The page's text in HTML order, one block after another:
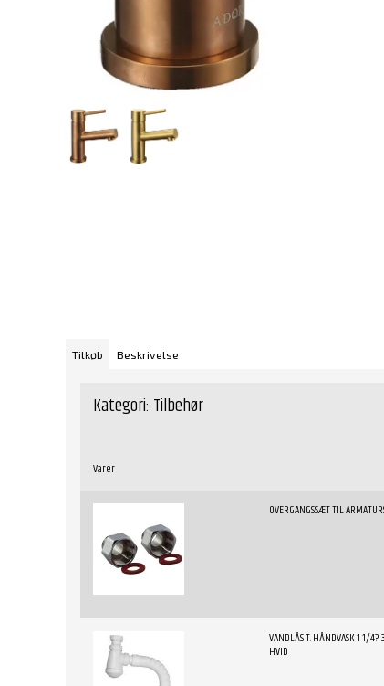
Tilkøb Beskrivelse
Kategori: Tilbehør
Varer
OVERGANGSSÆT TIL
VANDLÅS T. HÅNDVASK 1 1/
HVID